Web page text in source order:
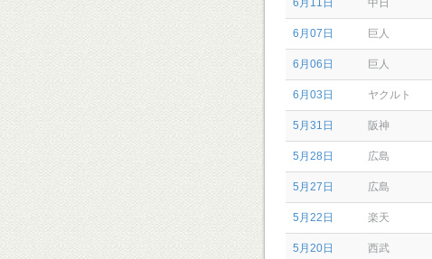
6月11日 中日
6月07日 巨人
6月06日 巨人
6月03日 ヤクルト
5月31日 阪神
5月28日 広島
5月27日 広島
5月22日 楽天
5月20日 西武